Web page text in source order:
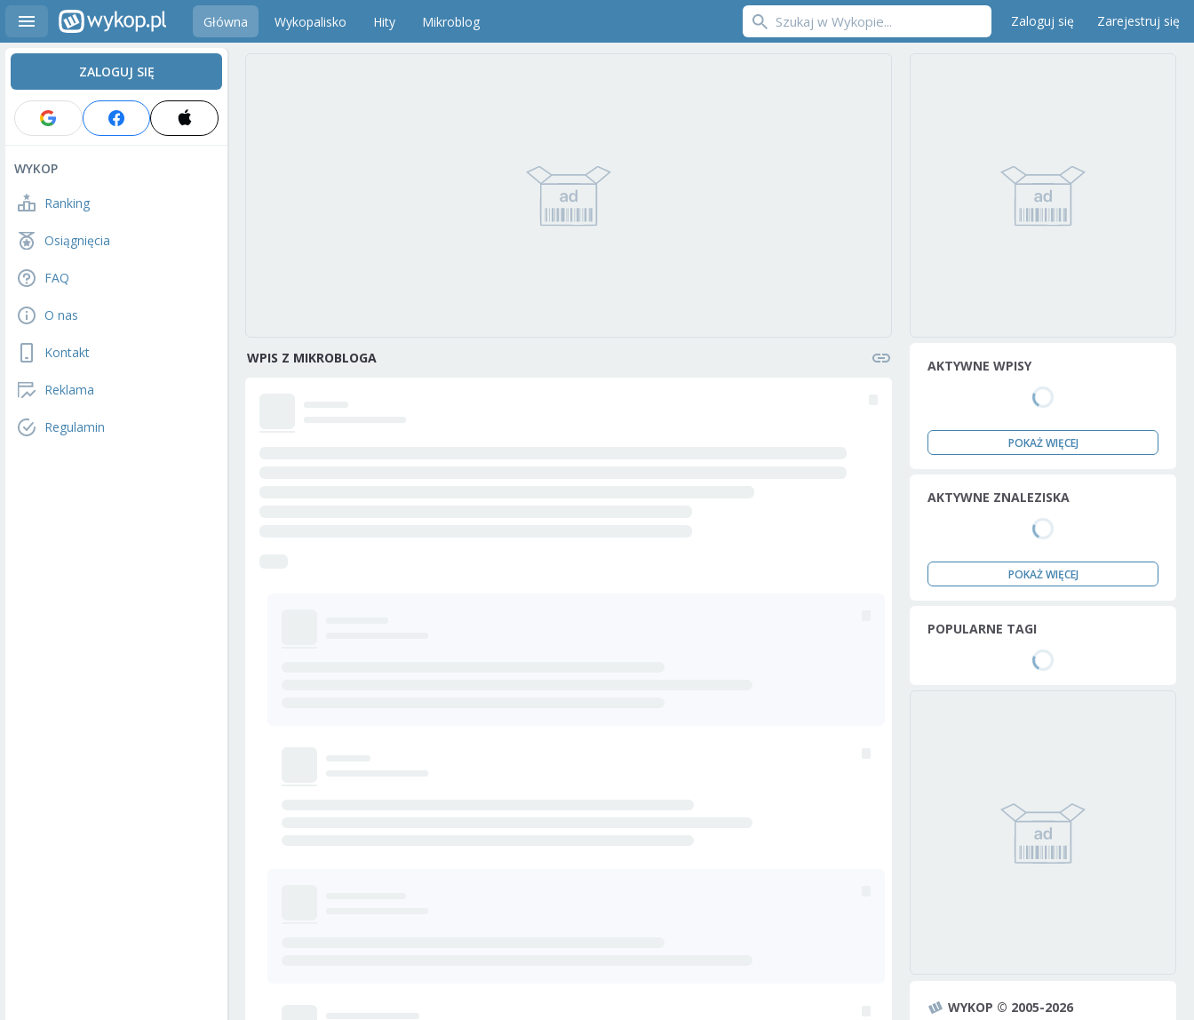
Główna Wykopalisko Hity Mikroblog Zaloguj się Zarejestruj się
ZALOGUJ SIĘ
WYKOP
Ranking
Osiągnięcia
FAQ
O nas
Kontakt
Reklama
Regulamin
WPIS Z MIKROBLOGA AKTYWNE WPISY
POKAŻ WIĘCEJ
AKTYWNE ZNALEZISKA
POKAŻ WIĘCEJ
POPULARNE TAGI
WYKOP © 2005-2026